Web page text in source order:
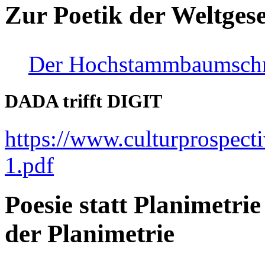
Zur Poetik der
Der
DADA trifft DIGIT
https://
1.pdf
Poesie statt
der Planimetrie